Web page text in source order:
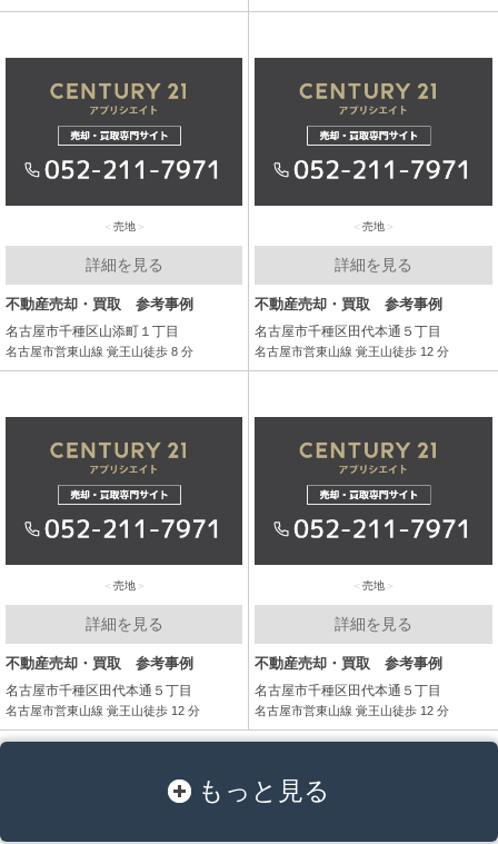
売地
詳細を見る
不動産売却・買取 参考事例
名古屋市千種区山添町１丁目
名古屋市営東山線 覚王山徒歩 8 分
売地
詳細を見る
不動産売却・買取 参考事例
名古屋市千種区田代本通５丁目
名古屋市営東山線 覚王山徒歩 12 分
売地
詳細を見る
不動産売却・買取 参考事例
名古屋市千種区田代本通５丁目
名古屋市営東山線 覚王山徒歩 12 分
売地
詳細を見る
不動産売却・買取 参考事例
名古屋市千種区田代本通５丁目
名古屋市営東山線 覚王山徒歩 12 分
もっと見る